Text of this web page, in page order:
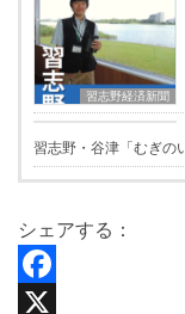
習志野経済新聞
習志野経済新聞
習志野・谷津「むぎ
シェアする：
F